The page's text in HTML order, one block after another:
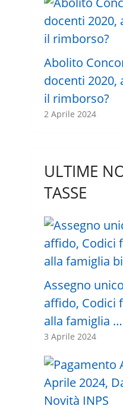
Abolito
docenti 2020,
il rimborso?
2 Aprile 2024
ULTIME
TASSE
Assegno
affido, Codici
alla famiglia …
3 Aprile 2024